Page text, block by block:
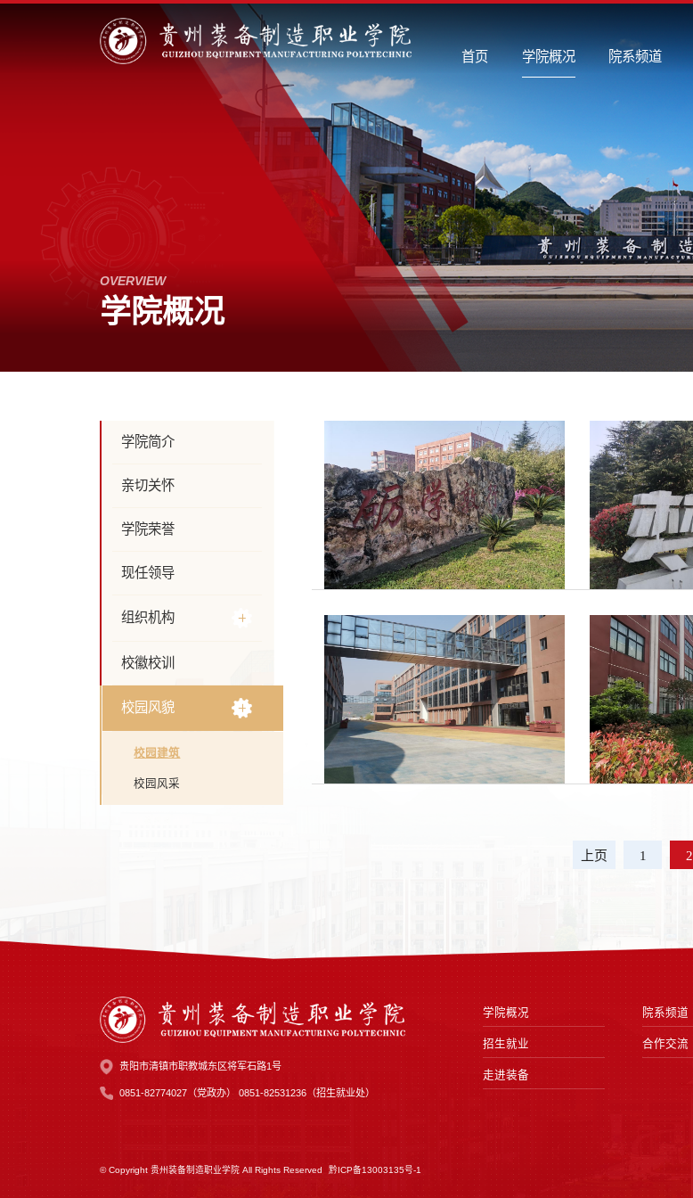
首页 学院概况 院系频道
OVERVIEW
学院概况
学院简介
亲切关怀
学院荣誉
现任领导
组织机构
校徽校训
校园风貌
校园建筑
校园风采
上页 1 2
贵阳市清镇市职教城东区将军石路1号
0851-82774027（党政办） 0851-82531236（招生就业处）
学院概况 院系频道
招生就业 合作交流
走进装备
© Copyright 贵州装备制造职业学院 All Rights Reserved 黔ICP备13003135号-1